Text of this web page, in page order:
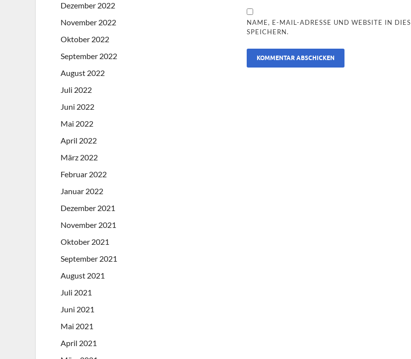
NAME, E-MAIL-ADRESSE UND WEBSITE IN
SPEICHERN.
Dezember 2022
November 2022
Oktober 2022
September 2022
August 2022
Juli 2022
Juni 2022
Mai 2022
April 2022
März 2022
Februar 2022
Januar 2022
Dezember 2021
November 2021
Oktober 2021
September 2021
August 2021
Juli 2021
Juni 2021
Mai 2021
April 2021